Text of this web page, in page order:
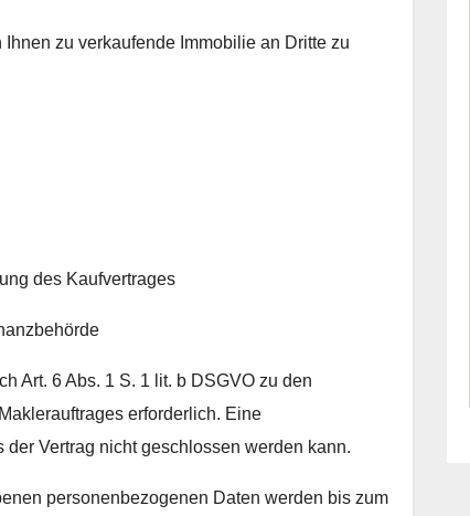
zu verkaufende Immobilie an Dritte zu
des Kaufvertrages
Art. 6 Abs. 1 S. 1 lit. b DSGVO zu den
erforderlich. Eine
Vertrag nicht geschlossen werden kann.
personenbezogenen Daten werden bis zum